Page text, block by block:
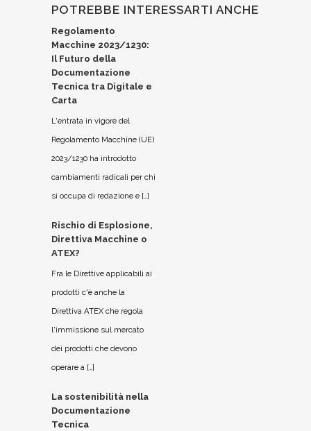
POTREBBE INTERESSARTI ANCHE
Regolamento
Macchine 2023/1230:
Il Futuro della
Documentazione
Tecnica tra Digitale e
Carta
L'entrata in vigore del
Regolamento Macchine (UE)
2023/1230 ha introdotto
cambiamenti radicali per chi
si occupa di redazione e […]
Rischio di Esplosione,
Direttiva Macchine o
ATEX?
Fra le Direttive applicabili ai
prodotti c'è anche la
Direttiva ATEX che regola
l'immissione sul mercato
dei prodotti che devono
operare a […]
La sostenibilità nella
Documentazione
Tecnica